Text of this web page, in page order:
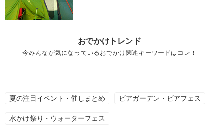
おでかけトレンド
今みんなが気になっているおでかけ関連キーワードはコレ！
夏の注目イベント・催しまとめ ビアガーデン・ビアフェス
水かけ祭り・ウォーターフェス